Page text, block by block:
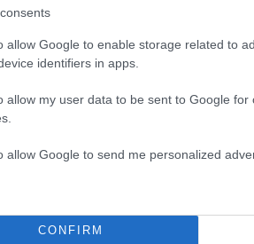
allow Google to enable storage related to
identifiers in apps.
allow my user data to be sent to Google for
allow Google to send me personalized
CONFIRM
11:4212.12.23
Όμιλος
φως» για
πολωνικής
καταναλωτικών προϊόντων...